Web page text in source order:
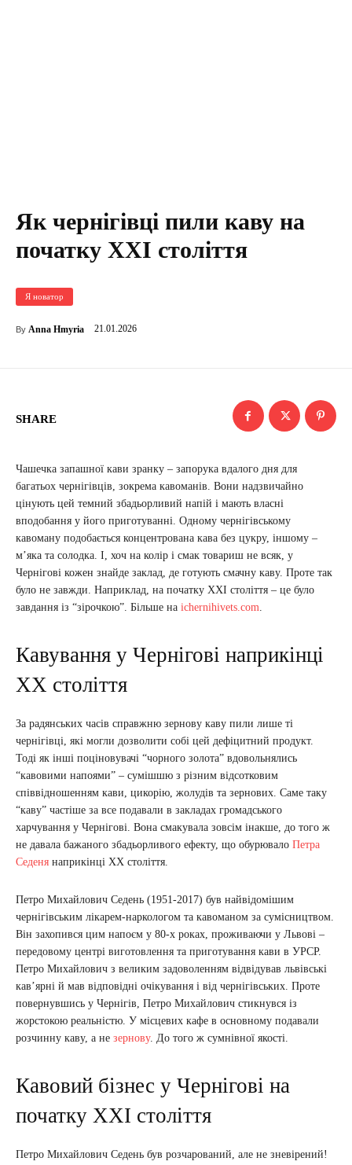
Як чернігівці пили каву на
початку XXI століття
Я новатор
By Anna Hmyria 21.01.2026
SHARE
Чашечка запашної кави зранку – запорука вдалого дня для
багатьох чернігівців, зокрема кавоманів. Вони надзвичайно
цінують цей темний збадьорливий напій і мають власні
вподобання у його приготуванні. Одному чернігівському
кавоману подобається концентрована кава без цукру, іншому –
м’яка та солодка. І, хоч на колір і смак товариш не всяк, у
Чернігові кожен знайде заклад, де готують смачну каву. Проте так
було не завжди. Наприклад, на початку XXI століття – це було
завдання із “зірочкою”. Більше на ichernihivets.com.
Кавування у Чернігові наприкінці
XX століття
За радянських часів справжню зернову каву пили лише ті
чернігівці, які могли дозволити собі цей дефіцитний продукт.
Тоді як інші поціновувачі “чорного золота” вдовольнялись
“кавовими напоями” – сумішшю з різним відсотковим
співвідношенням кави, цикорію, жолудів та зернових. Саме таку
“каву” частіше за все подавали в закладах громадського
харчування у Чернігові. Вона смакувала зовсім інакше, до того ж
не давала бажаного збадьорливого ефекту, що обурювало Петра
Седеня наприкінці XX століття.
Петро Михайлович Седень (1951-2017) був найвідомішим
чернігівським лікарем-наркологом та кавоманом за сумісництвом.
Він захопився цим напоєм у 80-х роках, проживаючи у Львові –
передовому центрі виготовлення та приготування кави в УРСР.
Петро Михайлович з великим задоволенням відвідував львівські
кав’ярні й мав відповідні очікування і від чернігівських. Проте
повернувшись у Чернігів, Петро Михайлович стикнувся із
жорстокою реальністю. У місцевих кафе в основному подавали
розчинну каву, а не зернову. До того ж сумнівної якості.
Кавовий бізнес у Чернігові на
початку XXI століття
Петро Михайлович Седень був розчарований, але не зневірений!